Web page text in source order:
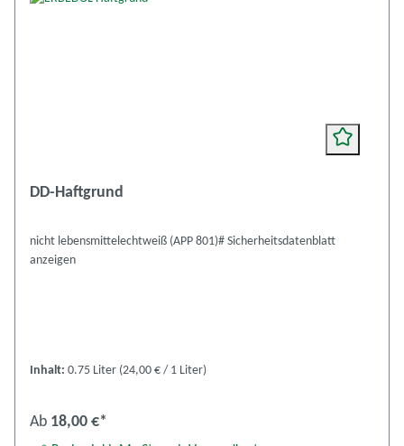
DD-Haftgrund
nicht lebensmittelechtweiß (APP 801)# Sicherheitsdatenblatt
anzeigen
Inhalt: 0.75 Liter (24,00 € / 1 Liter)
Ab 18,00 €*